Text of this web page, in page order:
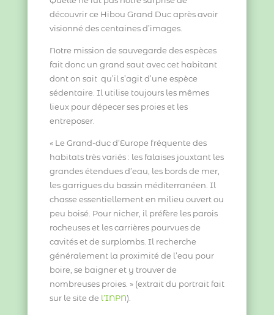
découvrir ce Hibou Grand Duc après avoir
visionné des centaines d’images.
Notre mission de sauvegarde des espèces
fait donc un grand saut avec cet habitant
dont on sait qu’il s’agit d’une espèce
sédentaire. Il utilise toujours les mêmes
lieux pour dépecer ses proies et les
entreposer.
« Le Grand-duc d’Europe fréquente des
habitats très variés : les falaises jouxtant les
grandes étendues d’eau, les bords de mer,
les garrigues du bassin méditerranéen. Il
chasse essentiellement en milieu ouvert ou
peu boisé. Pour nicher, il préfère les parois
rocheuses et les carrières pourvues de
cavités et de surplombs. Il recherche
généralement la proximité de l’eau pour
boire, se baigner et y trouver de
nombreuses proies. » (extrait du portrait fait
sur le site de l’INPN).